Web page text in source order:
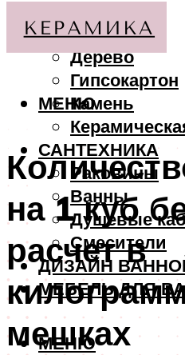
МАТЕРИАЛЫ
Дерево
Гипсокартон
Камень
САНТЕХНИКА
Раковины
Ванны
Душевые
Смесители
ДИЗАЙН
МЕБЕЛЬ ДЛЯ
МЕНЮ
МЕНЮ
на 1 куб
расчет в
мешках